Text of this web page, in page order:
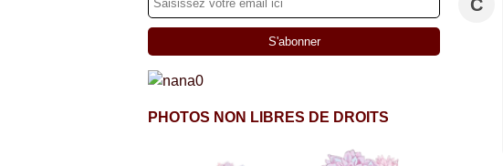
PHOTOS NON LIBRES DE DROITS
C